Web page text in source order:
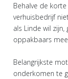
Behalve de
verhuisbedrijf
als Linde wil
oppakbaars
Belangrijkste
onderkomen te